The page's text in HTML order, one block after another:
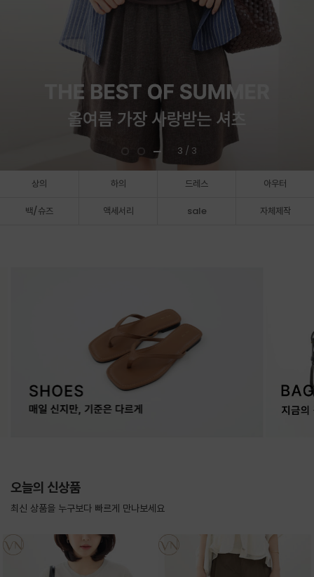
3 / 3
상의 하의 드레스 아우터
백/슈즈 액세서리 sale 자체제작
오늘의 신상품
최신 상품을 누구보다 빠르게 만나보세요